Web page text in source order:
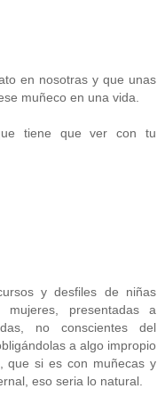
en nosotras y que unas
muñeco en una vida.
tiene que ver con tu
y desfiles de niñas
mujeres, presentadas a
no conscientes del
a algo impropio
que si es con muñecas y
eso seria lo natural.